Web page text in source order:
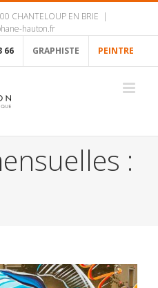
CHANTELOUP EN BRIE |
hauton.fr
66 GRAPHISTE PEINTRE
: